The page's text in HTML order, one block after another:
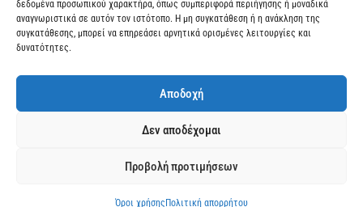
δεδομένα προσωπικού χαρακτήρα, όπως συμπεριφορά περιήγησης ή μοναδικά
αναγνωριστικά σε αυτόν τον ιστότοπο. Η μη συγκατάθεση ή η ανάκληση της
συγκατάθεσης, μπορεί να επηρεάσει αρνητικά ορισμένες λειτουργίες και
δυνατότητες.
Αποδοχή
Δεν αποδέχομαι
Προβολή προτιμήσεων
Όροι χρήσης Πολιτική απορρήτου
Διεύθυνση
Μεγάλης Χώρας 89, Αγρίνιο, Τ.Κ: 30100
info@dimitrelis-georgousis.gr
© 2025 dimitrelis-georgousis.gr. All rights reserved.